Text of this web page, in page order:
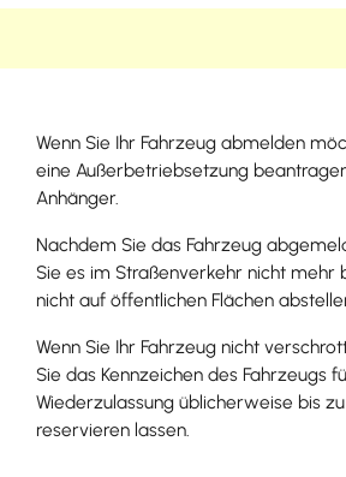
Wenn Sie Ihr Fahrzeug abmelden
eine Außerbetriebsetzung
Anhänger.
Nachdem Sie das Fahrzeug
Sie es im Straßenverkehr nicht mehr
nicht auf öffentlichen Flächen
Wenn Sie Ihr Fahrzeug nicht
Sie das Kennzeichen des Fahrzeugs
Wiederzulassung üblicherweise bis
reservieren lassen.